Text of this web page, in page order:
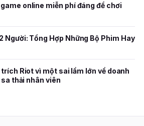
online miễn phí đáng để chơi
Người: Tổng Hợp Những Bộ Phim Hay
Riot vì một sai lầm lớn về doanh
thải nhân viên